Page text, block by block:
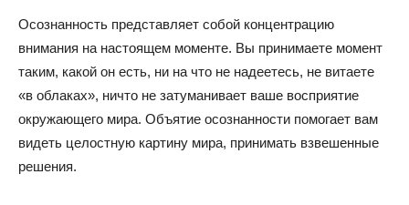
Осознанность представляет собой концентрацию
внимания на настоящем моменте. Вы принимаете момент
таким, какой он есть, ни на что не надеетесь, не витаете
«в облаках», ничто не затуманивает ваше восприятие
окружающего мира. Объятие осознанности помогает вам
видеть целостную картину мира, принимать взвешенные
решения.